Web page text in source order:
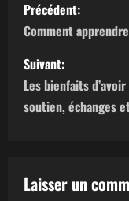
a
v
i
a
Précédent:
Comment
Suivant:
Les bienfaits
soutien, échanges
Laisser un